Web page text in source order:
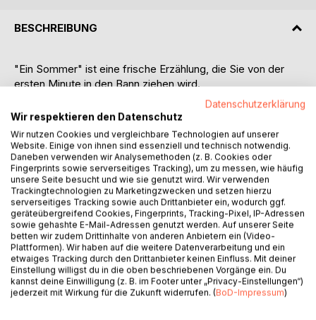
BESCHREIBUNG
"Ein Sommer" ist eine frische Erzählung, die Sie von der
ersten Minute in den Bann ziehen wird.
Das wilde Leben der Jahrtausend-Wende-Studenten wird
in dieser Erzählung auf den Prüfstein gestellt. Ihren Alltag,
ihre Ideale, ihre Träume und Albträume bekommt man hier
auf dem Silbertablett geliefert. Den letzten Sommer wollen
alle noch einmal genießen, bevor sie getrennte Wege
gehen und das Studium sich dem Ende neigt. Ein Sommer
ist eine Würdigung der Freundschaft, eine Abrechnung mit
dem System und eine unerwartete Schwangerschaft
macht der Hauptfigur einen Strich durch die Rechnung.
Nach zwei Jahren schafft es Stefan Schürrer, sich
wunderbar neu zu erfinden. Wer seine bisherigen Werke zu
Datenschutzerklärung
Wir respektieren den Datenschutz
Wir nutzen Cookies und vergleichbare Technologien auf unserer
Website. Einige von ihnen sind essenziell und technisch notwendig.
Daneben verwenden wir Analysemethoden (z. B. Cookies oder
Fingerprints sowie serverseitiges Tracking), um zu messen, wie häufig
unsere Seite besucht und wie sie genutzt wird. Wir verwenden
Trackingtechnologien zu Marketingzwecken und setzen hierzu
serverseitiges Tracking sowie auch Drittanbieter ein, wodurch ggf.
geräteübergreifend Cookies, Fingerprints, Tracking-Pixel, IP-Adressen
sowie gehashte E-Mail-Adressen genutzt werden. Auf unserer Seite
betten wir zudem Drittinhalte von anderen Anbietern ein (Video-
Plattformen). Wir haben auf die weitere Datenverarbeitung und ein
etwaiges Tracking durch den Drittanbieter keinen Einfluss. Mit deiner
Einstellung willigst du in die oben beschriebenen Vorgänge ein. Du
kannst deine Einwilligung (z. B. im Footer unter „Privacy-Einstellungen“)
jederzeit mit Wirkung für die Zukunft widerrufen. (BoD-Impressum)